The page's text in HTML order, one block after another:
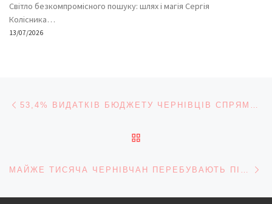
Світло безкомпромісного пошуку: шлях і магія Сергія
Колісника…
13/07/2026
Навігація записів